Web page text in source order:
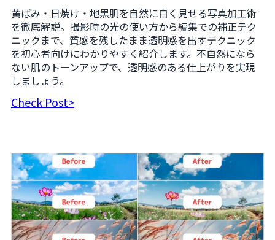
黄ばみ・日焼け・地黒肌を自然に白く見せる写真加工術
を徹底解説。撮影時の光の使い方から編集での補正テク
ニックまで、質感を残したまま透明感を出すテクニック
を初心者向けにわかりやすく紹介します。不自然になら
ない肌のトーンアップで、透明感のある仕上がりを実現
しましょう。
Check Post>